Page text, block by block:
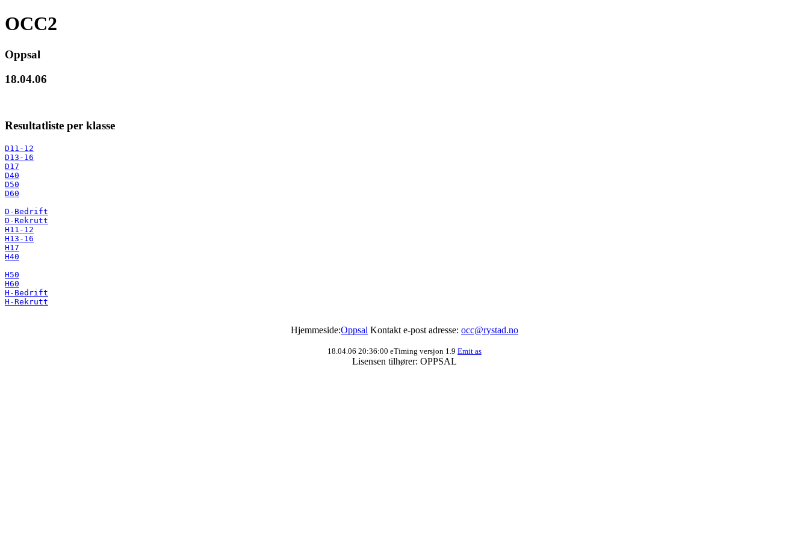
OCC2
Oppsal
18.04.06
Resultatliste per klasse
D11-12
D13-16
D17
D40
D50
D60
D-Bedrift
D-Rekrutt
H11-12
H13-16
H17
H40
H50
H60
H-Bedrift
H-Rekrutt
Hjemmeside:Oppsal Kontakt e-post adresse: occ@rystad.no
18.04.06 20:36:00 eTiming versjon 1.9 Emit as
Lisensen tilhører: OPPSAL